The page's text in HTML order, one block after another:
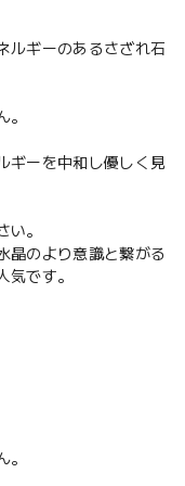
ルギーのあるさざれ石
ギーを中和し優しく見
。
晶のより意識と繋がる
です。